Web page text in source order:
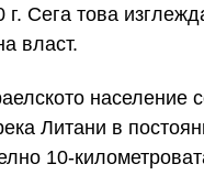
г. Сега това
власт.
население
Литани в
10-